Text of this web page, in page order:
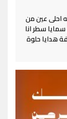
احلى عين من
سطر انا
هدايا حلوة